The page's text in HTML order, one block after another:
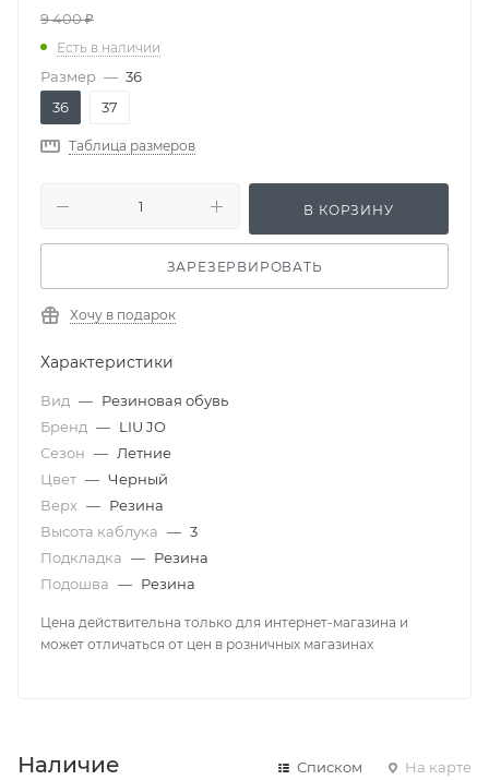
9 400₽
Есть в наличии
Размер — 36
36
37
Таблица размеров
В КОРЗИНУ
ЗАРЕЗЕРВИРОВАТЬ
Хочу в подарок
Характеристики
Вид — Резиновая обувь
Бренд — LIU JO
Сезон — Летние
Цвет — Черный
Верх — Резина
Высота каблука — 3
Подкладка — Резина
Подошва — Резина
Цена действительна только для интернет-магазина и
может отличаться от цен в розничных магазинах
Наличие Списком На карте